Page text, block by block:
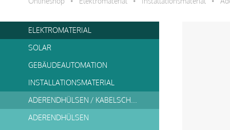
ELEKTROMATERIAL
SOLAR
GEBÄUDEAUTOMATION
INSTALLATIONSMATERIAL
ADERENDHÜLSEN